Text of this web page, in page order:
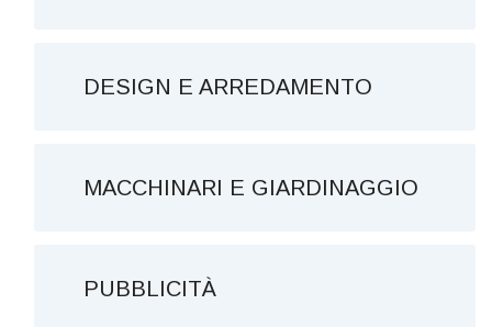
DESIGN E ARREDAMENTO
MACCHINARI E GIARDINAGGIO
PUBBLICITÀ